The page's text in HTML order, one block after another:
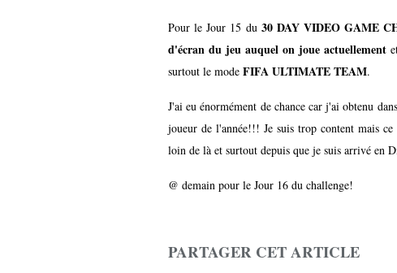
Pour le Jour 15 du 30 DAY VIDEO GAME
d'écran du jeu auquel on joue actuellement
surtout le mode FIFA ULTIMATE TEAM.
J'ai eu énormément de chance car j'ai obtenu
joueur de l'année!!! Je suis trop content mais
loin de là et surtout depuis que je suis arrivé en
@ demain pour le Jour 16 du challenge!
PARTAGER CET ARTICLE